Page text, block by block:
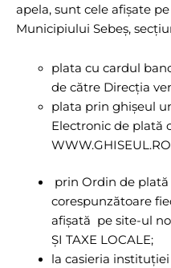
apela, sunt cele afișate
Municipiului Sebeș,
plata cu cardul
de către Direcția
plata prin ghișeul
Electronic de plată
WWW.GHISEUL.RO
prin Ordin de
corespunzătoare
afișată pe site-ul
ȘI TAXE LOCALE;
la casieria